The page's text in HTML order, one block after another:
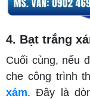
4. Bạt trắng
Cuối cùng, nếu
che công trình
xám. Đây là